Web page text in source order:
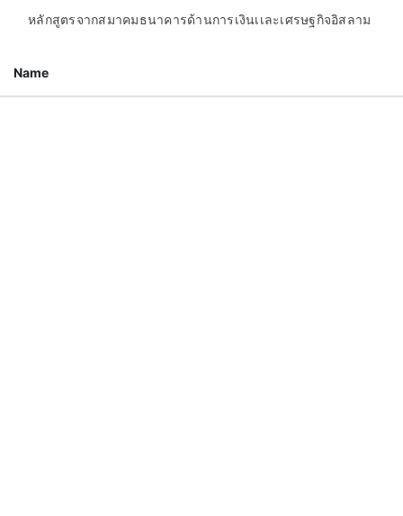
หลักสูตรจากสมาคมธนาคารด้านการเงินเเละเศรษฐกิจอิสลาม
Name